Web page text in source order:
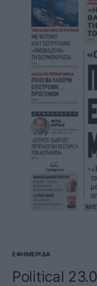
ΕΦΗΜΕΡΊΔΑ
Political